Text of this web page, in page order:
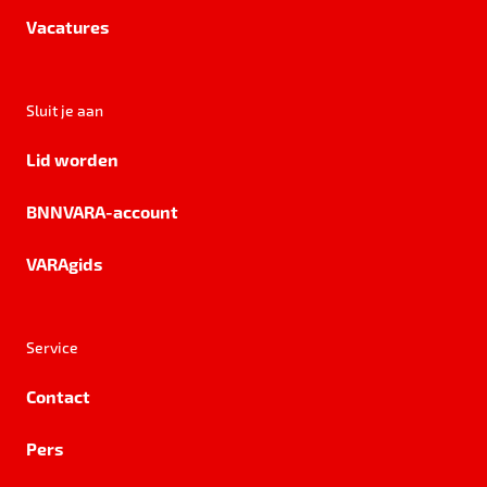
Vacatures
Sluit je aan
Lid worden
BNNVARA-account
VARAgids
Service
Contact
Pers